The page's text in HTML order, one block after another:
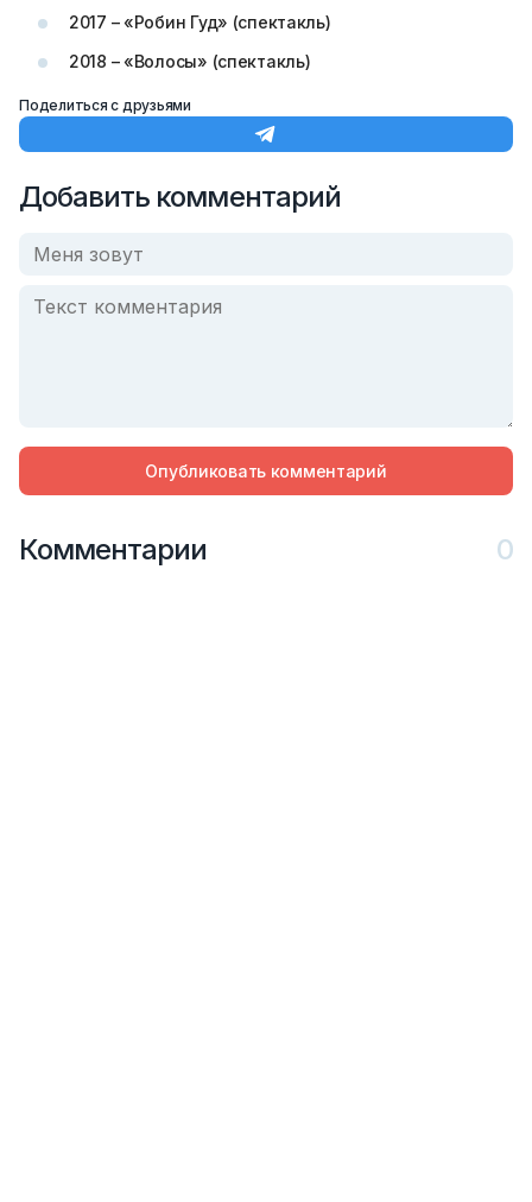
2017 – «Робин Гуд» (спектакль)
2018 – «Волосы» (спектакль)
Поделиться с друзьями
Добавить комментарий
Опубликовать комментарий
Комментарии 0